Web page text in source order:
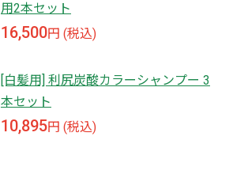
用2本セット
16,500円 (税込)
[白髪用] 利尻炭酸カラーシャンプー 3
本セット
10,895円 (税込)